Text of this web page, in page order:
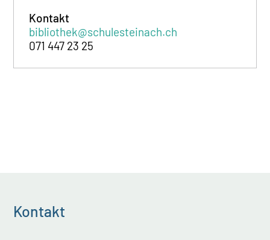
Kontakt
bibliothek@schulesteinach.ch
071 447 23 25
Kontakt